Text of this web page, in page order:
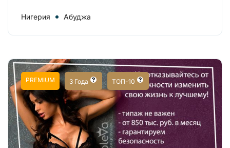
Нигерия Абуджа
PREMIUM 3 Года ТОП-10